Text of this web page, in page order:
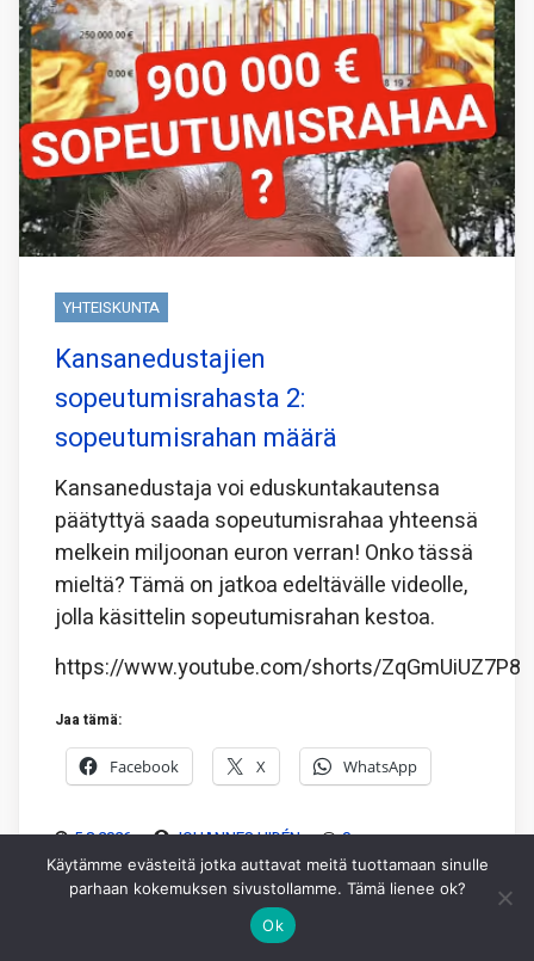
YHTEISKUNTA
Kansanedustajien
sopeutumisrahasta 2:
sopeutumisrahan määrä
Kansanedustaja voi eduskuntakautensa
päätyttyä saada sopeutumisrahaa yhteensä
melkein miljoonan euron verran! Onko tässä
mieltä? Tämä on jatkoa edeltävälle videolle,
jolla käsittelin sopeutumisrahan kestoa.
https://www.youtube.com/shorts/ZqGmUiUZ7P8
Jaa tämä:
Facebook X WhatsApp
5.8.2026 JOHANNES HIDÉN 0
Käytämme evästeitä jotka auttavat meitä tuottamaan sinulle
parhaan kokemuksen sivustollamme. Tämä lienee ok?
Ok